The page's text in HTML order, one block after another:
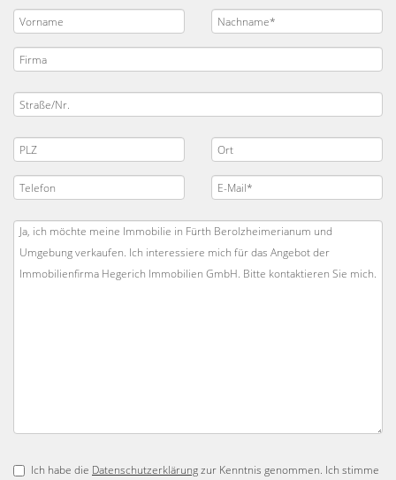
Ich habe die Datenschutzerklärungzur Kenntnis genommen. Ich stimme